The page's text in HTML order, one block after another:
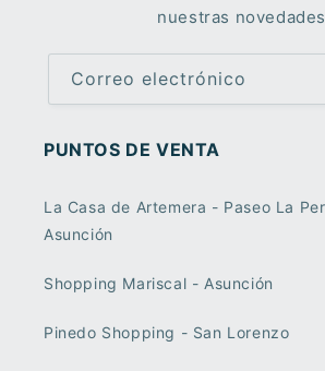
nuestras
Correo electrónico
PUNTOS DE VENTA
La Casa de Artemera - Paseo La
Asunción
Shopping Mariscal - Asunción
Pinedo Shopping - San Lorenzo